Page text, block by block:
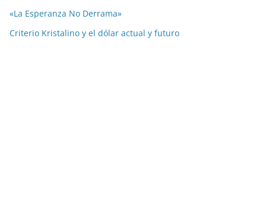
«La Esperanza No Derrama»
Criterio Kristalino y el dólar actual y futuro